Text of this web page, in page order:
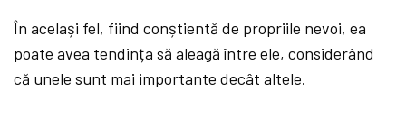
În același fel, fiind conștientă de propriile nevoi, ea
poate avea tendința să aleagă între ele, considerând
că unele sunt mai importante decât altele.